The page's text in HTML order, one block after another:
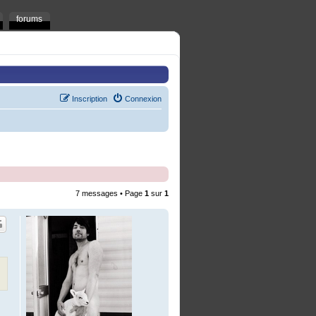
forums
Connexion
Inscription
7 messages • Page 1 sur 1